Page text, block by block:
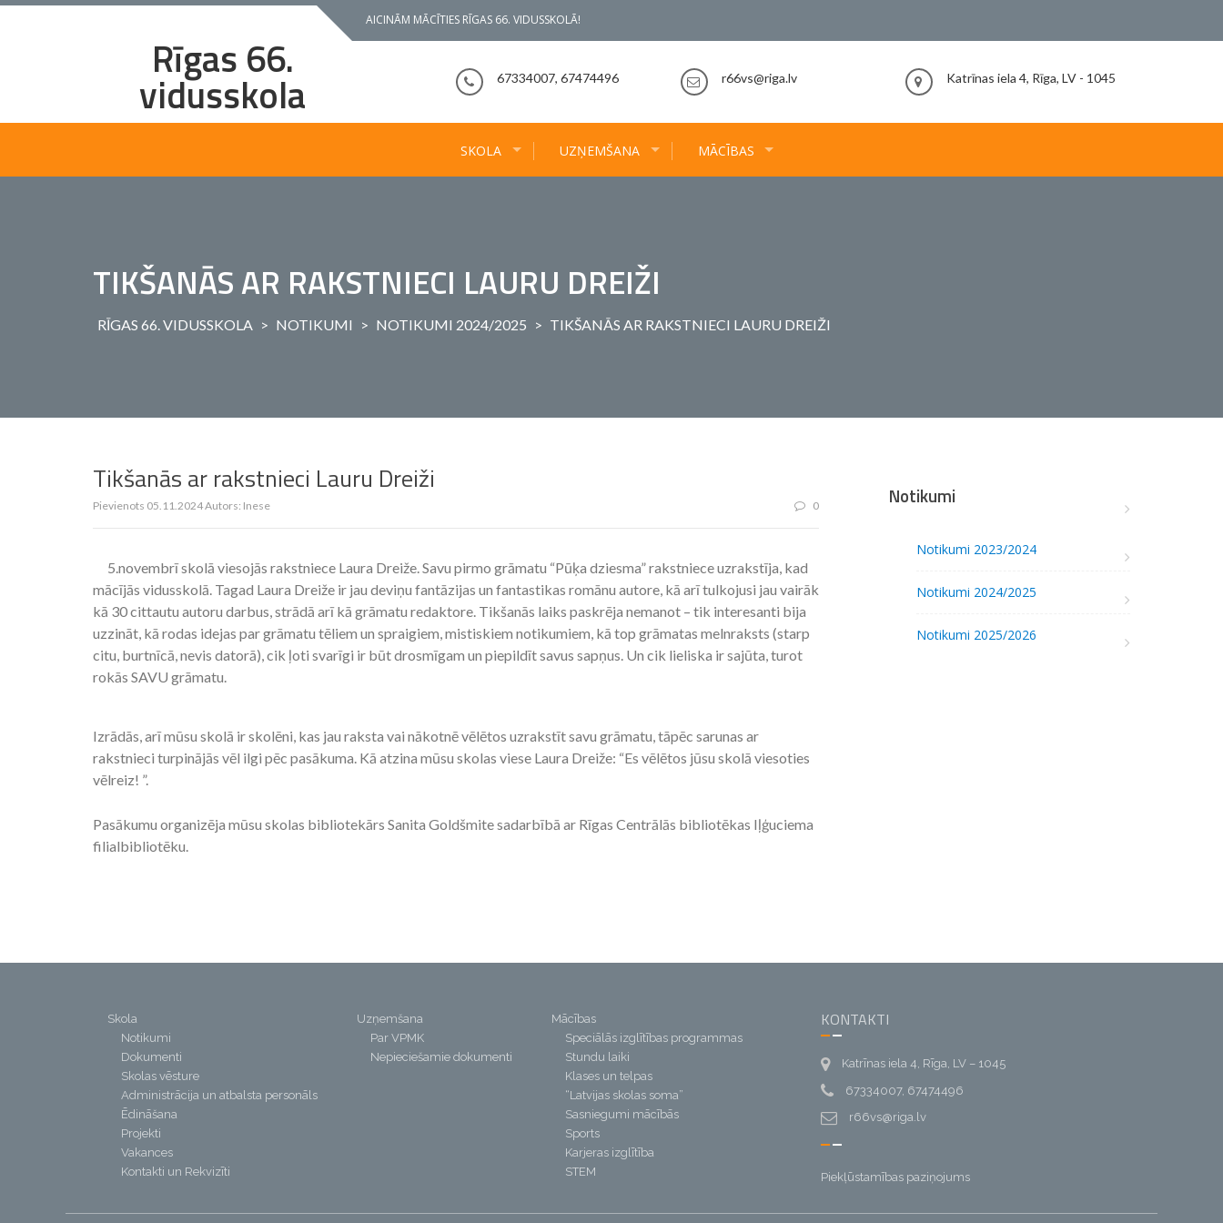
Skip
AICINĀM MĀCĪTIES RĪGAS 66. VIDUSSKOLĀ!
Rīgas 66.
vidusskola 67334007, 67474496 r66vs@riga.lv Katrīnas iela 4, Rīga, LV - 1045
SKOLA UZŅEMŠANA MĀCĪBAS
TIKŠANĀS AR RAKSTNIECI LAURU DREIŽI
RĪGAS 66. VIDUSSKOLA > NOTIKUMI > NOTIKUMI 2024/2025 > TIKŠANĀS AR RAKSTNIECI LAURU DREIŽI
Tikšanās ar rakstnieci Lauru Dreiži
Pievienots 05.11.2024Autors: Inese 0
5.novembrī skolā viesojās rakstniece Laura Dreiže. Savu pirmo grāmatu “Pūķa dziesma” rakstniece uzrakstīja, kad
mācījās vidusskolā. Tagad Laura Dreiže ir jau deviņu fantāzijas un fantastikas romānu autore, kā arī tulkojusi jau vairāk
kā 30 cittautu autoru darbus, strādā arī kā grāmatu redaktore. Tikšanās laiks paskrēja nemanot – tik interesanti bija
uzzināt, kā rodas idejas par grāmatu tēliem un spraigiem, mistiskiem notikumiem, kā top grāmatas melnraksts (starp
citu, burtnīcā, nevis datorā), cik ļoti svarīgi ir būt drosmīgam un piepildīt savus sapņus. Un cik lieliska ir sajūta, turot
rokās SAVU grāmatu.
Izrādās, arī mūsu skolā ir skolēni, kas jau raksta vai nākotnē vēlētos uzrakstīt savu grāmatu, tāpēc sarunas ar
rakstnieci turpinājās vēl ilgi pēc pasākuma. Kā atzina mūsu skolas viese Laura Dreiže: “Es vēlētos jūsu skolā viesoties
vēlreiz! ”.
Pasākumu organizēja mūsu skolas bibliotekārs Sanita Goldšmite sadarbībā ar Rīgas Centrālās bibliotēkas Iļģuciema
filialbibliotēku.
Notikumi
Notikumi 2023/2024
Notikumi 2024/2025
Notikumi 2025/2026
Skola
Notikumi
Dokumenti
Skolas vēsture
Administrācija un atbalsta personāls
Ēdināšana
Projekti
Vakances
Kontakti un Rekvizīti
Uzņemšana
Par VPMK
Nepieciešamie dokumenti
Mācības
Speciālās izglītības programmas
Stundu laiki
Klases un telpas
“Latvijas skolas soma”
Sasniegumi mācībās
Sports
Karjeras izglītība
STEM
KONTAKTI
Katrīnas iela 4, Rīga, LV – 1045
67334007, 67474496
r66vs@riga.lv
Piekļūstamības paziņojums